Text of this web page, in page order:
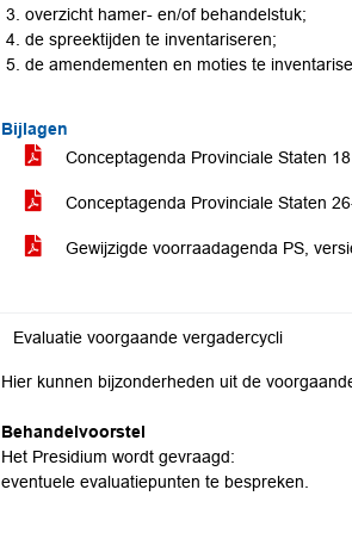
overzicht hamer- en/of behandelstuk;
de spreektijden te inventariseren;
de amendementen en moties te
Bijlagen
Conceptagenda Provinciale Staten
Conceptagenda Provinciale Staten
Gewijzigde voorraadagenda PS,
Evaluatie voorgaande vergadercycli
Hier kunnen bijzonderheden uit de
Behandelvoorstel
Het Presidium wordt gevraagd:
eventuele evaluatiepunten te bespreken.